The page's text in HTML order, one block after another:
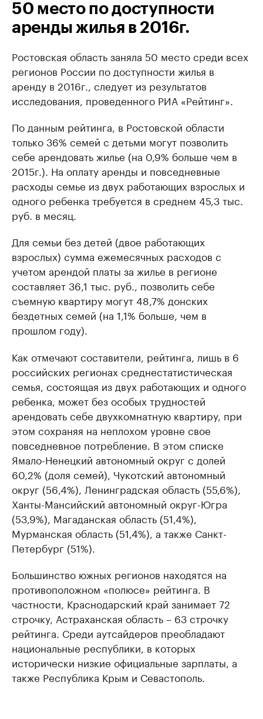
50 место по доступности
аренды жилья в 2016г.
Ростовская область заняла 50 место среди всех
регионов России по доступности жилья в
аренду в 2016г., следует из результатов
исследования, проведенного РИА «Рейтинг».
По данным рейтинга, в Ростовской области
только 36% семей с детьми могут позволить
себе арендовать жилье (на 0,9% больше чем в
2015г.). На оплату аренды и повседневные
расходы семье из двух работающих взрослых и
одного ребенка требуется в среднем 45,3 тыс.
руб. в месяц.
Для семьи без детей (двое работающих
взрослых) сумма ежемесячных расходов с
учетом арендой платы за жилье в регионе
составляет 36,1 тыс. руб., позволить себе
съемную квартиру могут 48,7% донских
бездетных семей (на 1,1% больше, чем в
прошлом году).
Как отмечают составители, рейтинга, лишь в 6
российских регионах среднестатистическая
семья, состоящая из двух работающих и одного
ребенка, может без особых трудностей
арендовать себе двухкомнатную квартиру, при
этом сохраняя на неплохом уровне свое
повседневное потребление. В этом списке
Ямало-Ненецкий автономный округ c долей
60,2% (доля семей), Чукотский автономный
округ (56,4%), Ленинградская область (55,6%),
Ханты-Мансийский автономный округ-Югра
(53,9%), Магаданская область (51,4%),
Мурманская область (51,4%), а также Санкт-
Петербург (51%).
Большинство южных регионов находятся на
противоположном «полюсе» рейтинга. В
частности, Краснодарский край занимает 72
строчку, Астраханская область – 63 строчку
рейтинга. Среди аутсайдеров преобладают
национальные республики, в которых
исторически низкие официальные зарплаты, а
также Республика Крым и Севастополь.